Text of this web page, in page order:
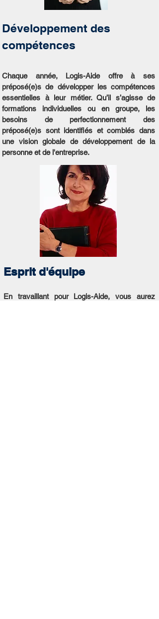
Développement des
compétences
Chaque année, Logis-Aide offre à ses
préposé(e)s de développer les compétences
essentielles à leur métier. Qu’il s’agisse de
formations individuelles ou en groupe, les
besoins de perfectionnement des
préposé(e)s sont identifiés et comblés dans
une vision globale de développement de la
personne et de l'entreprise.
Esprit d'équipe
En travaillant pour Logis-Aide, vous aurez